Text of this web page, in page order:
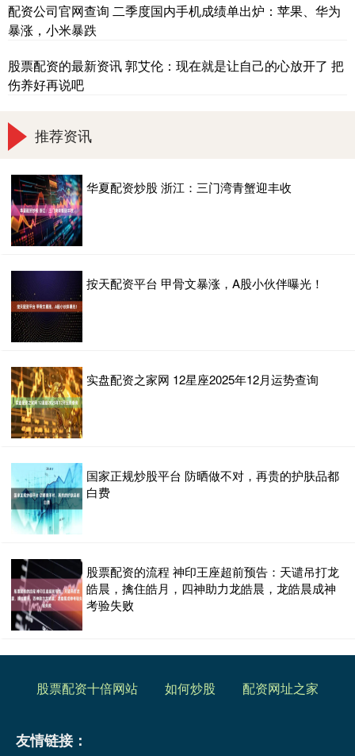
配资公司官网查询 二季度国内手机成绩单出炉：苹果、华为
暴涨，小米暴跌
股票配资的最新资讯 郭艾伦：现在就是让自己的心放开了 把
伤养好再说吧
推荐资讯
华夏配资炒股 浙江：三门湾青蟹迎丰收
按天配资平台 甲骨文暴涨，A股小伙伴曝光！
实盘配资之家网 12星座2025年12月运势查询
国家正规炒股平台 防晒做不对，再贵的护肤品都
白费
股票配资的流程 神印王座超前预告：天谴吊打龙
皓晨，擒住皓月，四神助力龙皓晨，龙皓晨成神
考验失败
股票配资十倍网站 如何炒股 配资网址之家
友情链接：